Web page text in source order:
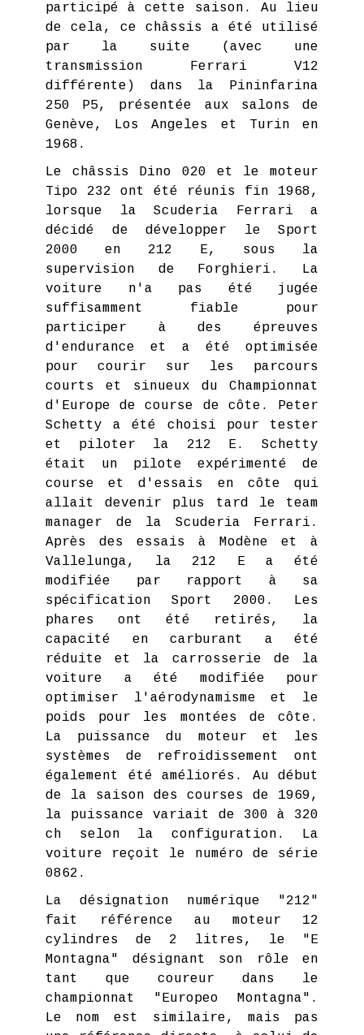
participé à cette saison. Au lieu
de cela, ce châssis a été utilisé
par la suite (avec une
transmission Ferrari V12
différente) dans la Pininfarina
250 P5, présentée aux salons de
Genève, Los Angeles et Turin en
1968.
Le châssis Dino 020 et le moteur
Tipo 232 ont été réunis fin 1968,
lorsque la Scuderia Ferrari a
décidé de développer le Sport
2000 en 212 E, sous la
supervision de Forghieri. La
voiture n'a pas été jugée
suffisamment fiable pour
participer à des épreuves
d'endurance et a été optimisée
pour courir sur les parcours
courts et sinueux du Championnat
d'Europe de course de côte. Peter
Schetty a été choisi pour tester
et piloter la 212 E. Schetty
était un pilote expérimenté de
course et d'essais en côte qui
allait devenir plus tard le team
manager de la Scuderia Ferrari.
Après des essais à Modène et à
Vallelunga, la 212 E a été
modifiée par rapport à sa
spécification Sport 2000. Les
phares ont été retirés, la
capacité en carburant a été
réduite et la carrosserie de la
voiture a été modifiée pour
optimiser l'aérodynamisme et le
poids pour les montées de côte.
La puissance du moteur et les
systèmes de refroidissement ont
également été améliorés. Au début
de la saison des courses de 1969,
la puissance variait de 300 à 320
ch selon la configuration. La
voiture reçoit le numéro de série
0862.
La désignation numérique "212"
fait référence au moteur 12
cylindres de 2 litres, le "E
Montagna" désignant son rôle en
tant que coureur dans le
championnat "Europeo Montagna".
Le nom est similaire, mais pas